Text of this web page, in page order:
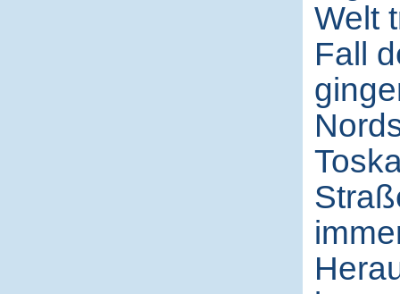
Welt
Fall